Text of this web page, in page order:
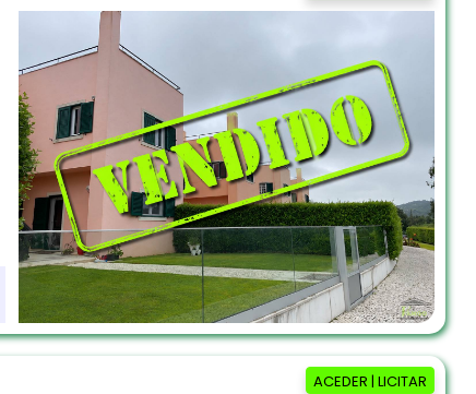
ACEDER | LICITAR